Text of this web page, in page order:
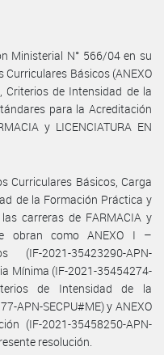
Ministerial N° 566/04 en su
Básicos (ANEXO
Criterios de Intensidad de la
para la Acreditación
y LICENCIATURA EN
Curriculares Básicos, Carga
de la Formación Práctica y
carreras de FARMACIA y
obran como ANEXO I –
(IF-2021-35423290-APN-
Mínima (IF-2021-35454274-
de Intensidad de la
APN-SECPU#ME) y ANEXO
(IF-2021-35458250-APN-
resolución.